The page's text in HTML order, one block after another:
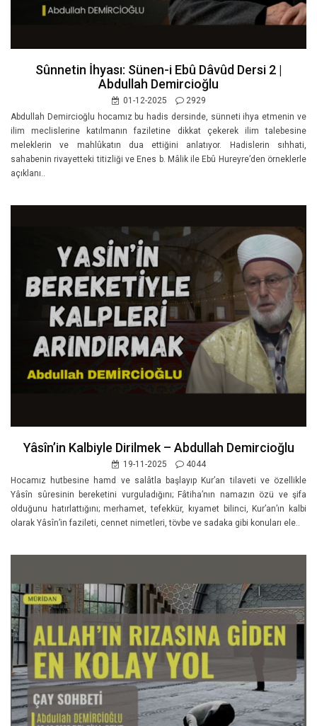
Sûnnetin İhyası: Sünen-i Ebû Dâvûd Dersi 2 |
Abdullah Demircioğlu
01-12-2025
2929
Abdullah Demircioğlu hocamız bu hadis dersinde, sünneti ihya etmenin ve
ilim meclislerine katılmanın faziletine dikkat çekerek ilim talebesine
meleklerin ve mahlûkatın dua ettiğini anlatıyor. Hadislerin sıhhati,
sahabenin rivayetteki titizliği ve Enes b. Mâlik ile Ebû Hureyre’den örneklerle
açıklanı..
Yâsîn’in Kalbiyle Dirilmek – Abdullah Demircioğlu
19-11-2025
4044
Hocamız hutbesine hamd ve salâtla başlayıp Kur’an tilaveti ve özellikle
Yâsîn sûresinin bereketini vurguladığını; Fâtiha’nın namazın özü ve şifa
olduğunu hatırlattığını; merhamet, tefekkür, kıyamet bilinci, Kur’an’ın kalbi
olarak Yâsîn’in fazileti, cennet nimetleri, tövbe ve sadaka gibi konuları ele..